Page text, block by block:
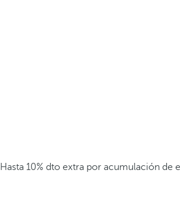
Hasta 10% dto extra por acumulación de